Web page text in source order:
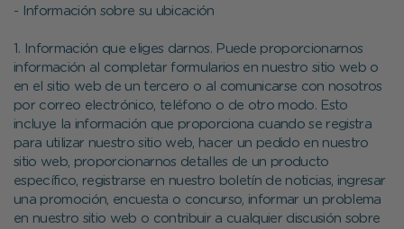
- Información sobre su ubicación
1. Información que eliges darnos. Puede proporcionarnos
información al completar formularios en nuestro sitio web o
en el sitio web de un tercero o al comunicarse con nosotros
por correo electrónico, teléfono o de otro modo. Esto
incluye la información que proporciona cuando se registra
para utilizar nuestro sitio web, hacer un pedido en nuestro
sitio web, proporcionarnos detalles de un producto
específico, registrarse en nuestro boletín de noticias, ingresar
una promoción, encuesta o concurso, informar un problema
en nuestro sitio web o contribuir a cualquier discusión sobre